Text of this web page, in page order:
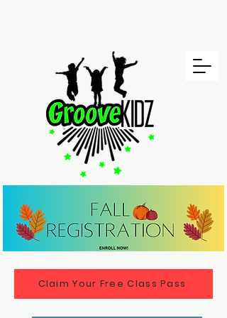
Claim Your Free Class Pass